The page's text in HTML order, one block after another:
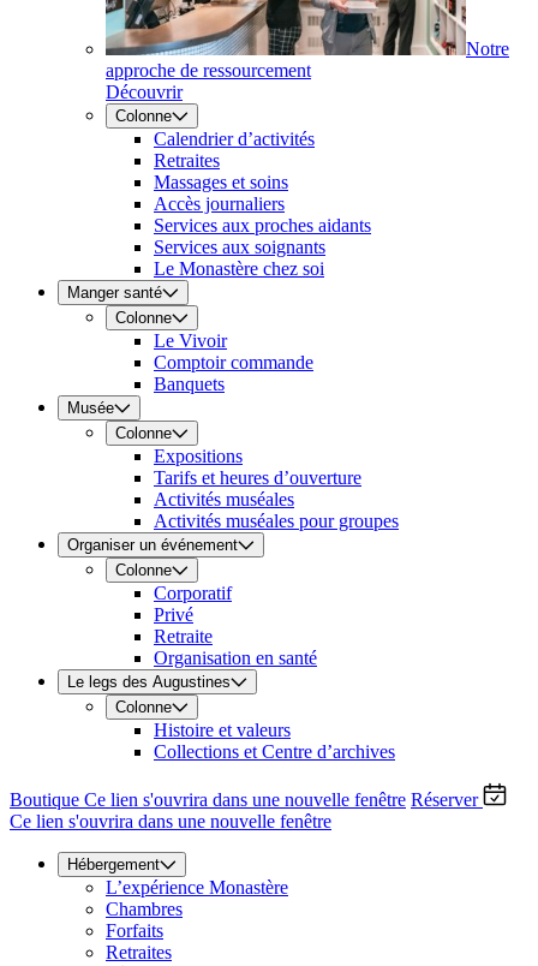
Notre
approche de ressourcement
Découvrir
Colonne
Calendrier d’activités
Retraites
Massages et soins
Accès journaliers
Services aux proches aidants
Services aux soignants
Le Monastère chez soi
Manger santé
Colonne
Le Vivoir
Comptoir commande
Banquets
Musée
Colonne
Expositions
Tarifs et heures d’ouverture
Activités muséales
Activités muséales pour groupes
Organiser un événement
Colonne
Corporatif
Privé
Retraite
Organisation en santé
Le legs des Augustines
Colonne
Histoire et valeurs
Collections et Centre d’archives
Boutique Ce lien s'ouvrira dans une nouvelle fenêtre Réserver
Ce lien s'ouvrira dans une nouvelle fenêtre
Hébergement
L’expérience Monastère
Chambres
Forfaits
Retraites